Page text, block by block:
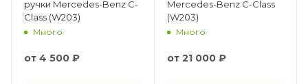
ручки Mercedes-Benz C-
Class (W203)
Много
от 4 500 ₽
Mercedes-Benz C-Class
(W203)
Много
от 21 000 ₽